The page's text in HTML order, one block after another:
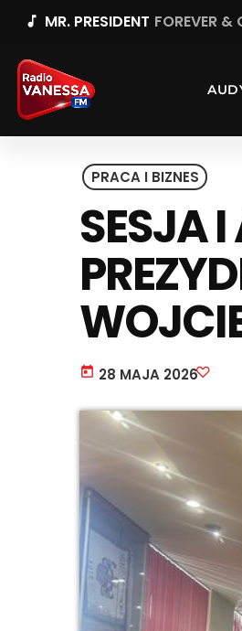
music_note MR. PRESIDENT FOREVER &
PRACA I BIZNES
SESJA
today 28 MAJA 2026